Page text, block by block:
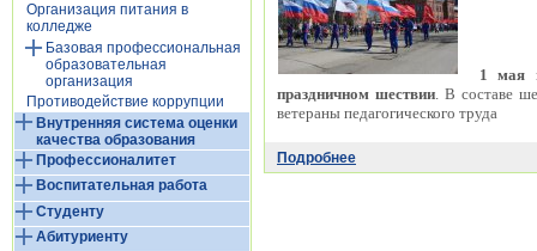
Организация питания в
колледже
Базовая профессиональная
образовательная
организация
Противодействие коррупции
Внутренняя система оценки
качества образования
Профессионалитет
Воспитательная работа
Студенту
Абитуриенту
1 мая
праздничном шествии. В составе
ветераны педагогического труда
Подробнее